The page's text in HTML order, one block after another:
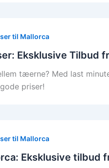
til Mallorca
Eksklusive Tilbud
tæerne? Med last
priser!
til Mallorca
Eksklusive tilbud